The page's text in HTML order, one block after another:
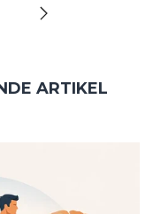
ARTIKEL